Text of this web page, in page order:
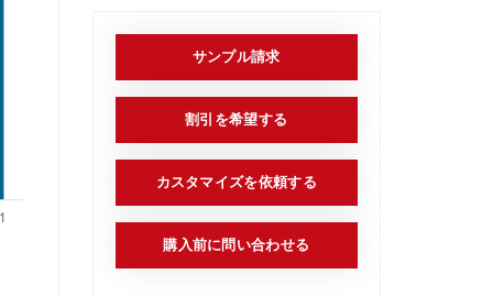
サンプル請求
割引を希望する
カスタマイズを依頼する
購入前に問い合わせる